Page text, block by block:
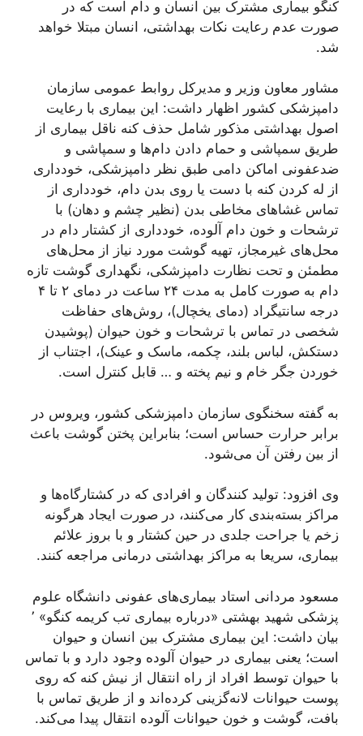
کنگو بیماری مشترک بین انسان و دام است که در
صورت عدم رعایت نکات بهداشتی، انسان مبتلا خواهد
شد.
مشاور معاون وزیر و مدیرکل روابط عمومی سازمان
دامپزشکی کشور اظهار داشت: این بیماری با رعایت
اصول بهداشتی مذکور شامل حذف کنه ناقل بیماری از
طریق سمپاشی و حمام دادن دام‌ها و سمپاشی و
ضدعفونی اماکن دامی طبق نظر دامپزشکی، خودداری
از له کردن کنه با دست یا روی بدن دام، خودداری از
تماس غشا‌های مخاطی بدن (نظیر چشم و دهان) با
ترشحات و خون دام آلوده، خودداری از کشتار دام در
محل‌های غیرمجاز، تهیه گوشت مورد نیاز از محل‌های
مطمئن و تحت نظارت دامپزشکی، نگهداری گوشت تازه
دام به صورت کامل به مدت ۲۴ ساعت در دمای ۲ تا ۴
درجه سانتیگراد (دمای یخچال)، روش‌های حفاظت
شخصی در تماس با ترشحات و خون حیوان (پوشیدن
دستکش، لباس بلند، چکمه، ماسک و عینک)، اجتناب از
خوردن جگر خام و نیم پخته و … قابل کنترل است.
به گفته سخنگوی سازمان دامپزشکی کشور، ویروس در
برابر حرارت حساس است؛ بنابراین پختن گوشت باعث
از بین رفتن آن می‌شود.
وی افزود: تولید کنندگان و افرادی که در کشتارگاه‌ها و
مراکز بسته‌بندی کار می‌کنند، در صورت ایجاد هرگونه
زخم یا جراحت جلدی در حین کشتار و با بروز علائم
بیماری، سریعا به مراکز بهداشتی درمانی مراجعه کنند.
مسعود مردانی استاد بیماری‌های عفونی دانشگاه علوم
پزشکی شهید بهشتی «درباره بیماری تب کریمه کنگو» ٬
بیان داشت: این بیماری مشترک بین انسان و حیوان
است؛ یعنی بیماری در حیوان آلوده وجود دارد و با تماس
با حیوان توسط افراد از راه انتقال از نیش کنه که روی
پوست حیوانات لانه‌گزینی کرده‌اند و از طریق تماس با
بافت، گوشت و خون حیوانات آلوده انتقال پیدا می‌کند.